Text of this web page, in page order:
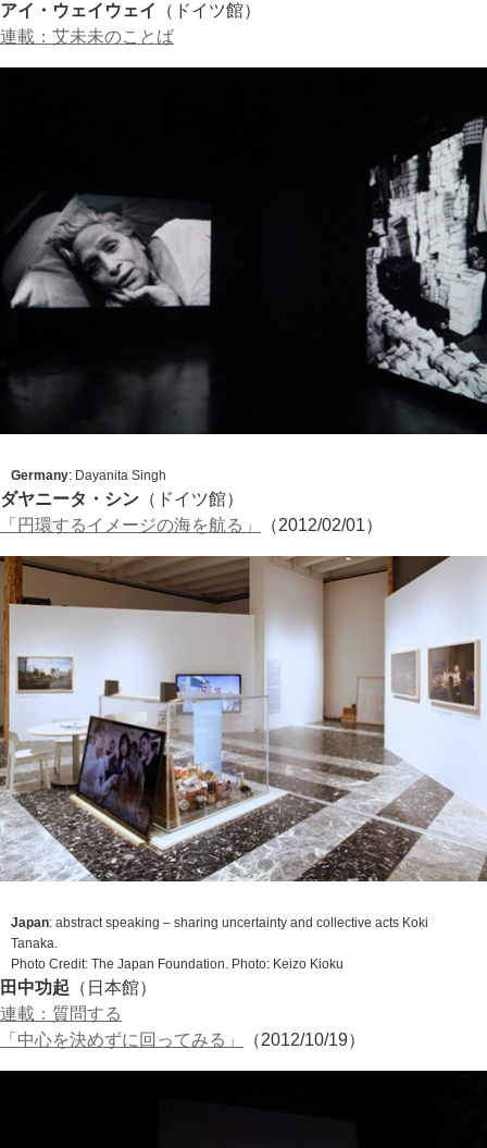
アイ・ウェイウェイ
（ドイツ館）
連載：艾未未のことば
Germany: Dayanita Singh
ダヤニータ・シン （ドイツ館）
「円環するイメージの海を航る」
（2012/02/01）
Japan: abstract speaking – sharing uncertainty and collective acts Koki
Tanaka.
Photo Credit: The Japan Foundation. Photo: Keizo Kioku
田中功起 （日本館）
連載：質問する
「中心を決めずに回ってみる」
（2012/10/19）